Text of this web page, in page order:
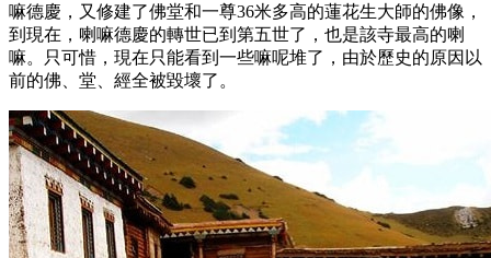
嘛德慶，又修建了佛堂和一尊36米多高的蓮花生大師的佛像，
到現在，喇嘛德慶的轉世已到第五世了，也是該寺最高的喇
嘛。只可惜，現在只能看到一些嘛呢堆了，由於歷史的原因以
前的佛、堂、經全被毀壞了。